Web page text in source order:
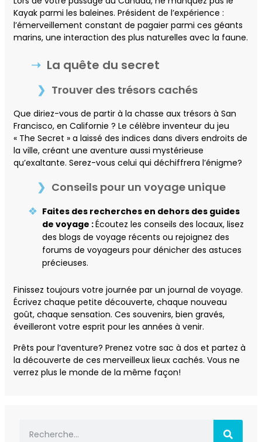
Kayak parmi les baleines. Président de l’expérience :
l’émerveillement constant de pagaier parmi ces géants
marins, une interaction des plus naturelles avec la faune.
La quête du secret
Trouver des trésors cachés
Que diriez-vous de partir à la chasse aux trésors à San
Francisco, en Californie ? Le célèbre inventeur du jeu
« The Secret » a laissé des indices dans divers endroits de
la ville, créant une aventure aussi mystérieuse
qu’exaltante. Serez-vous celui qui déchiffrera l’énigme?
Conseils pour un voyage unique
Faites des recherches en dehors des guides
de voyage :Écoutez les conseils des locaux, lisez
des blogs de voyage récents ou rejoignez des
forums de voyageurs pour dénicher des astuces
précieuses.
Finissez toujours votre journée par un journal de voyage.
Écrivez chaque petite découverte, chaque nouveau
goût, chaque sensation. Ces souvenirs, bien gravés,
éveilleront votre esprit pour les années à venir.
Prêts pour l’aventure? Prenez votre sac à dos et partez à
la découverte de ces merveilleux lieux cachés. Vous ne
verrez plus le monde de la même façon!